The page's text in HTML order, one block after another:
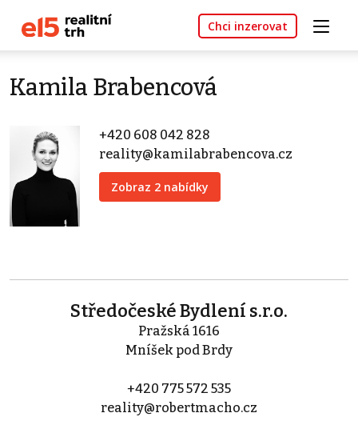
Chci inzerovat
Kamila Brabencová
+420 608 042 828
reality@kamilabrabencova.cz
Zobraz 2 nabídky
Středočeské Bydlení s.r.o.
Pražská 1616
Mníšek pod Brdy
+420 775 572 535
reality@robertmacho.cz